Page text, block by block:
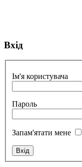
Стамбул 2010
Вхід
Ім'я користувача
Пароль
Запам'ятати мене